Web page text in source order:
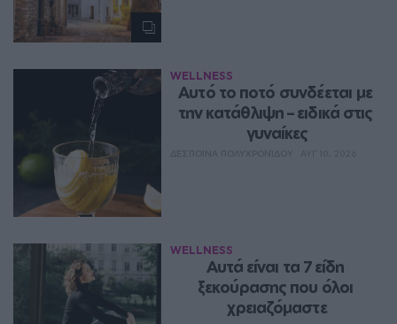
WELLNESS
Αυτό το ποτό συνδέεται με
την κατάθλιψη – ειδικά στις
γυναίκες
WELLNESS
Αυτά είναι τα 7 είδη
ξεκούρασης που όλοι
χρειαζόμαστε